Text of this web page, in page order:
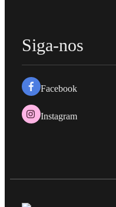
Siga-nos
Facebook
Instagram